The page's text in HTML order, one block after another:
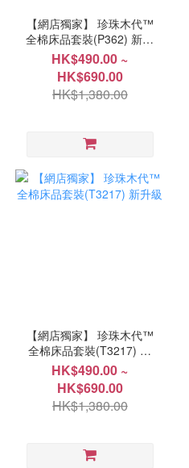
【網店獨家】 珍珠木代™
全棉床品套裝(P362) 新升
級
HK$490.00 ~
HK$690.00
HK$1,380.00
【網店獨家】 珍珠木代™
全棉床品套裝(T3217) 新
升級
HK$490.00 ~
HK$690.00
HK$1,380.00